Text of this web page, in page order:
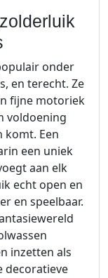
onder
en terecht. Ze
fijne motoriek
voldoening
komt. Een
een uniek
aan elk
echt open en
en speelbaar.
inzetten als
decoratieve